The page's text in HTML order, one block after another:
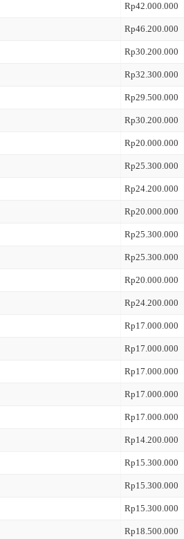
Rp42.000.000
Rp46.200.000
Rp30.200.000
Rp32.300.000
Rp29.500.000
Rp30.200.000
Rp20.000.000
Rp25.300.000
Rp24.200.000
Rp20.000.000
Rp25.300.000
Rp25.300.000
Rp20.000.000
Rp24.200.000
Rp17.000.000
Rp17.000.000
Rp17.000.000
Rp17.000.000
Rp17.000.000
Rp14.200.000
Rp15.300.000
Rp15.300.000
Rp15.300.000
Rp18.500.000